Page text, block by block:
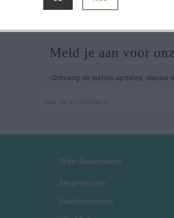
van de regio. De wijn wordt gefermenteerd en
Meld je aan voor
Ontvang de laatste updates, nieuws
Wijn Assortiment
Alle producten
Beleefmomenten